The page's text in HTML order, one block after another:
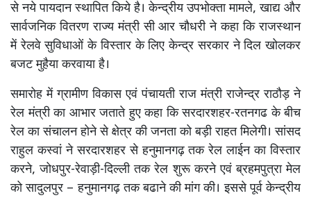
से नये पायदान स्थापित किये है। केन्द्रीय उपभोक्ता मामले, खाद्य और
सार्वजनिक वितरण राज्य मंत्री सी आर चौधरी ने कहा कि राजस्थान
में रेलवे सुविधाओं के विस्तार के लिए केन्द्र सरकार ने दिल खोलकर
बजट मुहैया करवाया है।
समारोह में ग्रामीण विकास एवं पंचायती राज मंत्री राजेन्द्र राठौड़ ने
रेल मंत्री का आभार जताते हुए कहा कि सरदारशहर-रतनगढ के बीच
रेल का संचालन होने से क्षेत्र की जनता को बड़ी राहत मिलेगी। सांसद
राहुल कस्वां ने सरदारशहर से हनुमानगढ़ तक रेल लाईन का विस्तार
करने, जोधपुर-रेवाड़ी-दिल्ली तक रेल शुरू करने एवं ब्रहमपुत्रा मेल
को सादुलपुर – हनुमानगढ़ तक बढाने की मांग की। इससे पूर्व केन्द्रीय